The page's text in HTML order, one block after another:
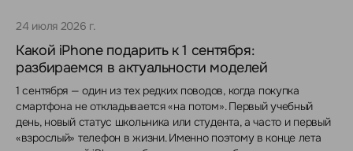
24 июля 2026 г.
Какой iPhone подарить к 1 сентября:
разбираемся в актуальности моделей
1 сентября — один из тех редких поводов, когда покупка
смартфона не откладывается «на потом». Первый учебный
день, новый статус школьника или студента, а часто и первый
«взрослый» телефон в жизни. Именно поэтому в конце лета